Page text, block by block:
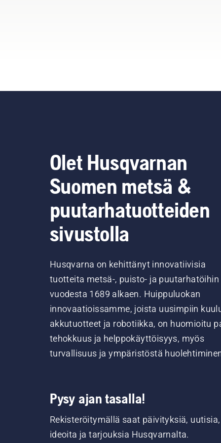
Olet Husqvarnan
Suomen metsä &
puutarhatuotteiden
sivustolla
Husqvarna on kehittänyt innovatiivisia
tuotteita metsä-, puisto- ja puutarhatöihin
vuodesta 1689 alkaen. Huippuluokan
innovaatioissamme, joista uusimpiin
akkutuotteet ja robotiikka, on huomioitu
tehokkuus ja helppokäyttöisyys, myös
turvallisuus ja ympäristöstä
Pysy ajan tasalla!
Rekisteröitymällä saat päivityksiä, uutisia,
ideoita ja tarjouksia Husqvarnalta.